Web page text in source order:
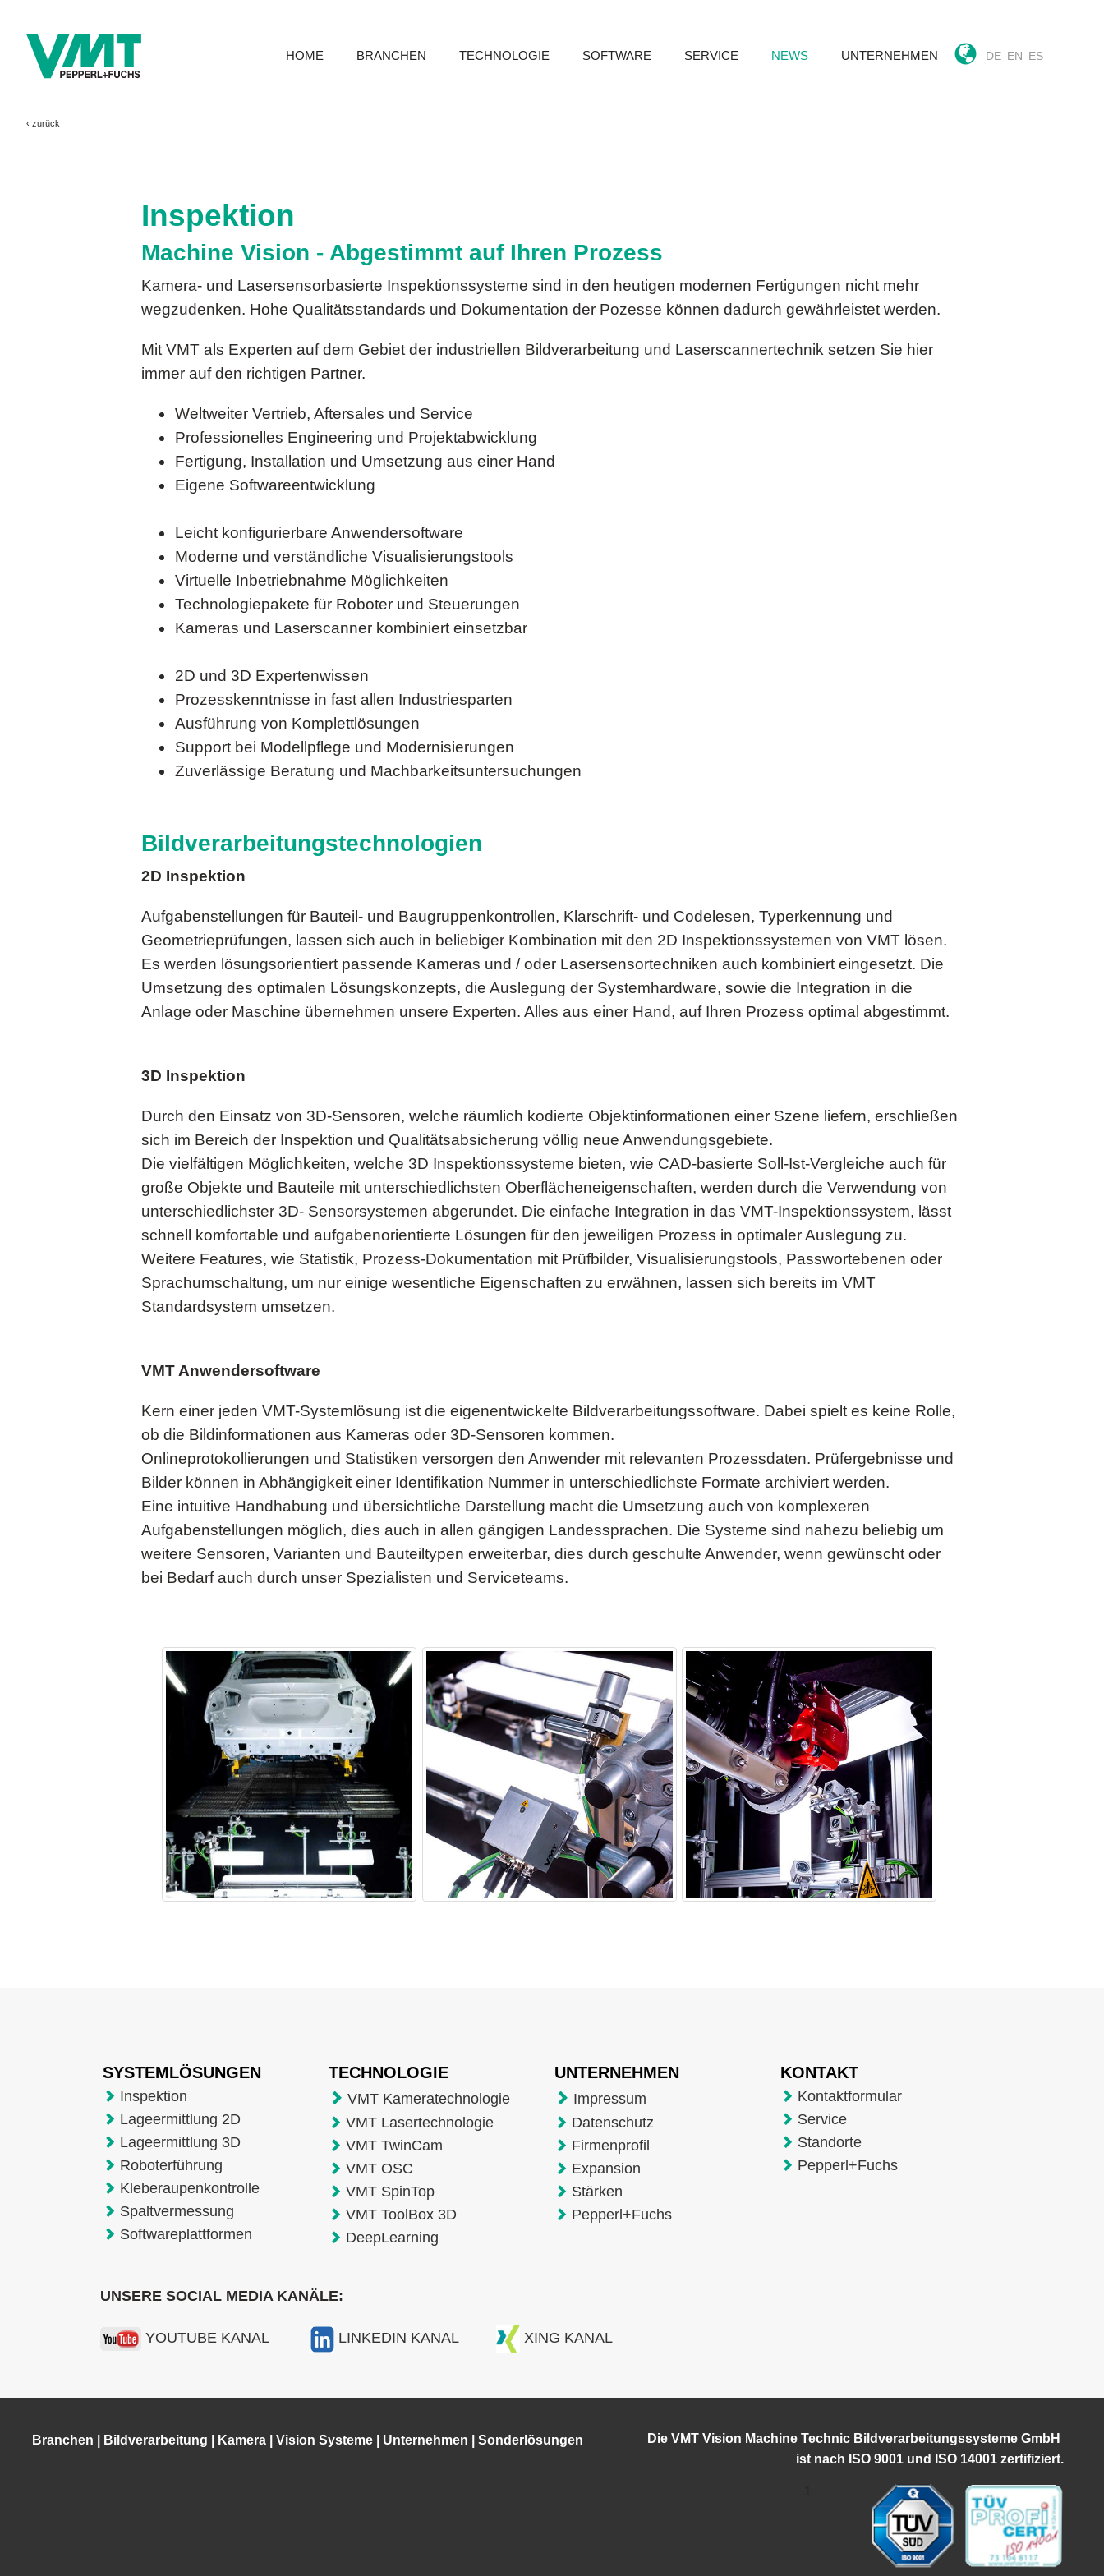
HOME BRANCHEN TECHNOLOGIE SOFTWARE SERVICE NEWS UNTERNEHMEN DE EN ES
‹ zurück
Inspektion
Machine Vision - Abgestimmt auf Ihren Prozess
Kamera- und Lasersensorbasierte Inspektionssysteme sind in den heutigen modernen Fertigungen nicht mehr
wegzudenken. Hohe Qualitätsstandards und Dokumentation der Pozesse können dadurch gewährleistet werden.
Mit VMT als Experten auf dem Gebiet der industriellen Bildverarbeitung und Laserscannertechnik setzen Sie hier
immer auf den richtigen Partner.
Weltweiter Vertrieb, Aftersales und Service
Professionelles Engineering und Projektabwicklung
Fertigung, Installation und Umsetzung aus einer Hand
Eigene Softwareentwicklung
Leicht konfigurierbare Anwendersoftware
Moderne und verständliche Visualisierungstools
Virtuelle Inbetriebnahme Möglichkeiten
Technologiepakete für Roboter und Steuerungen
Kameras und Laserscanner kombiniert einsetzbar
2D und 3D Expertenwissen
Prozesskenntnisse in fast allen Industriesparten
Ausführung von Komplettlösungen
Support bei Modellpflege und Modernisierungen
Zuverlässige Beratung und Machbarkeitsuntersuchungen
Bildverarbeitungstechnologien
2D Inspektion
Aufgabenstellungen für Bauteil- und Baugruppenkontrollen, Klarschrift- und Codelesen, Typerkennung und
Geometrieprüfungen, lassen sich auch in beliebiger Kombination mit den 2D Inspektionssystemen von VMT lösen.
Es werden lösungsorientiert passende Kameras und / oder Lasersensortechniken auch kombiniert eingesetzt. Die
Umsetzung des optimalen Lösungskonzepts, die Auslegung der Systemhardware, sowie die Integration in die
Anlage oder Maschine übernehmen unsere Experten. Alles aus einer Hand, auf Ihren Prozess optimal abgestimmt.
3D Inspektion
Durch den Einsatz von 3D-Sensoren, welche räumlich kodierte Objektinformationen einer Szene liefern, erschließen
sich im Bereich der Inspektion und Qualitätsabsicherung völlig neue Anwendungsgebiete.
Die vielfältigen Möglichkeiten, welche 3D Inspektionssysteme bieten, wie CAD-basierte Soll-Ist-Vergleiche auch für
große Objekte und Bauteile mit unterschiedlichsten Oberflächeneigenschaften, werden durch die Verwendung von
unterschiedlichster 3D- Sensorsystemen abgerundet. Die einfache Integration in das VMT-Inspektionssystem, lässt
schnell komfortable und aufgabenorientierte Lösungen für den jeweiligen Prozess in optimaler Auslegung zu.
Weitere Features, wie Statistik, Prozess-Dokumentation mit Prüfbilder, Visualisierungstools, Passwortebenen oder
Sprachumschaltung, um nur einige wesentliche Eigenschaften zu erwähnen, lassen sich bereits im VMT
Standardsystem umsetzen.
VMT Anwendersoftware
Kern einer jeden VMT-Systemlösung ist die eigenentwickelte Bildverarbeitungssoftware. Dabei spielt es keine Rolle,
ob die Bildinformationen aus Kameras oder 3D-Sensoren kommen.
Onlineprotokollierungen und Statistiken versorgen den Anwender mit relevanten Prozessdaten. Prüfergebnisse und
Bilder können in Abhängigkeit einer Identifikation Nummer in unterschiedlichste Formate archiviert werden.
Eine intuitive Handhabung und übersichtliche Darstellung macht die Umsetzung auch von komplexeren
Aufgabenstellungen möglich, dies auch in allen gängigen Landessprachen. Die Systeme sind nahezu beliebig um
weitere Sensoren, Varianten und Bauteiltypen erweiterbar, dies durch geschulte Anwender, wenn gewünscht oder
bei Bedarf auch durch unser Spezialisten und Serviceteams.
SYSTEMLÖSUNGEN
Inspektion
Lageermittlung 2D
Lageermittlung 3D
Roboterführung
Kleberaupenkontrolle
Spaltvermessung
Softwareplattformen
TECHNOLOGIE
VMT Kameratechnologie
VMT Lasertechnologie
VMT TwinCam
VMT OSC
VMT SpinTop
VMT ToolBox 3D
DeepLearning
UNTERNEHMEN
Impressum
Datenschutz
Firmenprofil
Expansion
Stärken
Pepperl+Fuchs
KONTAKT
Kontaktformular
Service
Standorte
Pepperl+Fuchs
UNSERE SOCIAL MEDIA KANÄLE:
YOUTUBE KANAL LINKEDIN KANAL XING KANAL
Branchen Bildverarbeitung Kamera| Vision Systeme| Unternehmen Sonderlösungen
Die VMT Vision Machine Technic Bildverarbeitungssysteme GmbH
ist nach ISO 9001 und ISO 14001 zertifiziert.